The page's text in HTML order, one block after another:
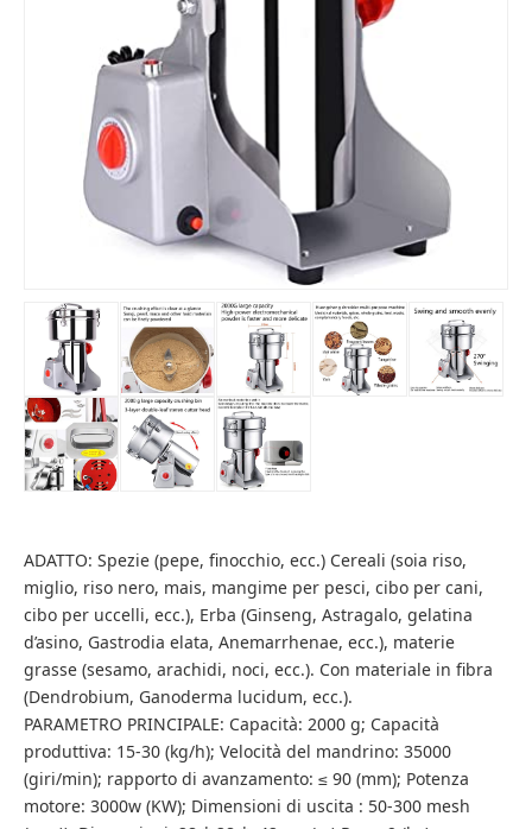
ADATTO: Spezie (pepe, finocchio, ecc.) Cereali (soia riso,
miglio, riso nero, mais, mangime per pesci, cibo per cani,
cibo per uccelli, ecc.), Erba (Ginseng, Astragalo, gelatina
d’asino, Gastrodia elata, Anemarrhenae, ecc.), materie
grasse (sesamo, arachidi, noci, ecc.). Con materiale in fibra
(Dendrobium, Ganoderma lucidum, ecc.).
PARAMETRO PRINCIPALE: Capacità: 2000 g; Capacità
produttiva: 15-30 (kg/h); Velocità del mandrino: 35000
(giri/min); rapporto di avanzamento: ≤ 90 (mm); Potenza
motore: 3000w (KW); Dimensioni di uscita : 50-300 mesh